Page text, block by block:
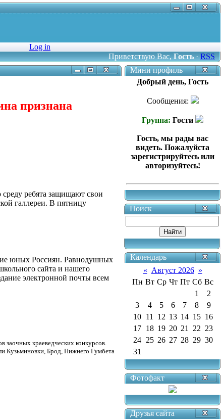
Log in
Приветствую Вас,Гость·RSS
признана
среду ребята защищают свои
галлереи. В пятницу
юных Россиян. Равнодушных
сайта и нашего
электронной почты всем
заочных краеведческих конкурсов.
Кузьминовки, Брод, Нижнего Гумбета
Мини профиль
Добрый день, Гость
Сообщения:
Группа: Гости
Гость, мы рады вас
видеть. Пожалуйста
зарегистрируйтесь или
авторизуйтесь!
Поиск
Календарь
« Август 2026 »
Пн Вт Ср Чт Пт Сб Вс
1
2
3
4 5 6 7 8
9
10 11 12 13 14 15 16
17 18 19 20 21 22 23
24 25 26 27 28 29 30
31
Фотофакт
Друзья сайта